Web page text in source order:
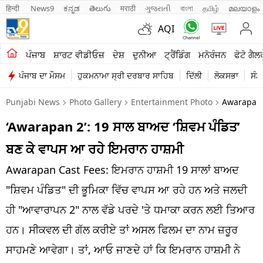
हिन्दी News9 ಕನ್ನಡ తెలుగు मराठी ગુજરાતી বাংলা தமிழ் മലയാളം
AQI
ਪੰਜਾਬ ਸ਼ਾਰਟ ਵੀਡੀਓਜ਼ ਦੇਸ਼ ਦੁਨੀਆ ਟ੍ਰੈਂਡਿੰਗ ਮਨੋਰੰਜਨ ਫੋਟੋ
ਪੰਜਾਬ ਦਾ ਮੌਸਮ ਹੁਕਮਨਾਮਾ ਸ੍ਰੀ ਦਰਬਾਰ ਸਾਹਿਬ ਦਿੱਲੀ ਲੋਕਸਭਾ
ਖੇਤੀਬਾੜੀ
ਸ਼ਾਰਟ ਵੀਡੀਓਜ਼
ਕਾਰੋਬਾਰ
ਕਰਿਅਰ
ਦੇਸ਼
ਲਾਈਫ ਸਟਾਈਲ
Punjabi News Photo Gallery Entertainment Photo
‘Awarapan 2’: 19 ਸਾਲ ਬਾਅਦ ‘ਸ਼ਿਵਮ ਪੰਡਿਤ’
ਬਣ ਕੇ ਵਾਪਸ ਆ ਰਹੇ ਇਮਰਾਨ ਹਾਸ਼ਮੀ
Awarapan Cast Fees: ਇਮਰਾਨ ਹਾਸ਼ਮੀ 19 ਸਾਲਾਂ ਬਾਅਦ
"ਸ਼ਿਵਮ ਪੰਡਿਤ" ਦੀ ਭੂਮਿਕਾ ਵਿੱਚ ਵਾਪਸ ਆ ਰਹੇ ਹਨ ਅਤੇ ਜਲਦੀ
ਹੀ "ਆਵਾਰਾਪਨ 2" ਨਾਲ ਵੱਡੇ ਪਰਦੇ 'ਤੇ ਧਮਾਕਾ ਕਰਨ ਲਈ ਤਿਆਰ
ਹਨ। ਸੀਕਵਲ ਦੀ ਗੱਲ ਕਰੀਏ ਤਾਂ ਅਸਲ ਫਿਲਮ ਦਾ ਨਾਮ ਜ਼ਰੂਰ
ਸਾਹਮਣੇ ਆਵੇਗਾ। ਤਾਂ, ਆਓ ਜਾਣਦੇ ਹਾਂ ਕਿ ਇਮਰਾਨ ਹਾਸ਼ਮੀ ਨੇ